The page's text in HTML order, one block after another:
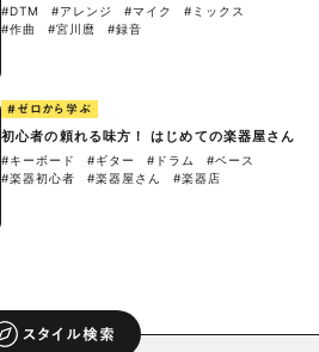
#DTM #アレンジ #マイク
#ミックス
#作曲
#宮川麿 #録音
#ゼロから学ぶ
初心者の頼れる味方！ はじめての楽器屋さん
#キーボード #ギター #ドラム
#ベース
#楽器初心者
#楽器屋さん #楽器店
スタイル検索